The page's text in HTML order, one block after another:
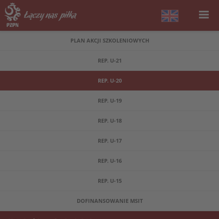
PLAN AKCJI SZKOLENIOWYCH
REP. U-21
REP. U-20
REP. U-19
REP. U-18
REP. U-17
REP. U-16
REP. U-15
DOFINANSOWANIE MSIT